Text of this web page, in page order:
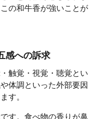
の和牛香が強いことが
感への訴求
触覚・視覚・聴覚とい
体調といった外部要因
す。
す。食べ物の香りが鼻